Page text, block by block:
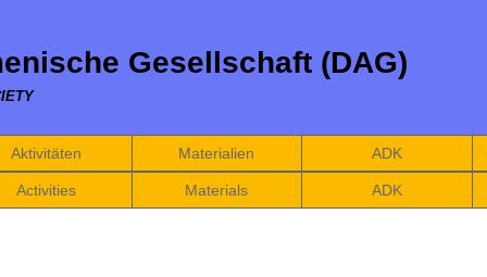
Gesellschaft (DAG)
Aktivitäten Materialien ADK
Activities Materials ADK